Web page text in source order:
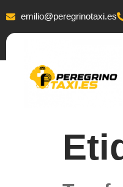
emilio@peregrinotaxi.es